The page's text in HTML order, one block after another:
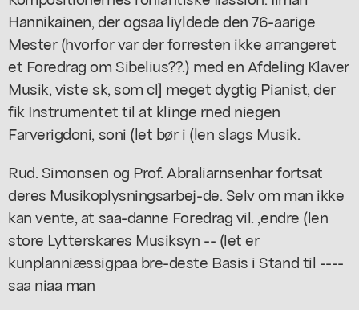
Hannikainen, der ogsaa liyldede den 76-aarige
Mester (hvorfor var der forresten ikke arrangeret
et Foredrag om Sibelius??.) med en Afdeling Klaver
Musik, viste sk, som cl] meget dygtig Pianist, der
fik Instrumentet til at klinge rned niegen
Farverigdoni, soni (let bør i (len slags Musik.
Rud. Simonsen og Prof. Abraliarnsenhar fortsat
deres Musikoplysningsarbej-de. Selv om man ikke
kan vente, at saa-danne Foredrag vil. ,endre (len
store Lytterskares Musiksyn -- (let er
kunplanniæssigpaa bre-deste Basis i Stand til ----
saa niaa man